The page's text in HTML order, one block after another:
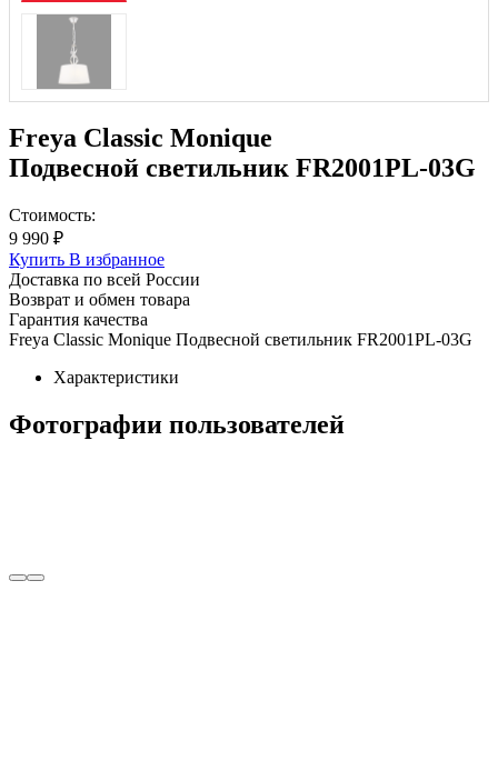
Freya Classic Monique
Подвесной светильник FR2001PL-03G
Стоимость:
9 990 ₽
Купить В избранное
Доставка по всей России
Возврат и обмен товара
Гарантия качества
Freya Classic Monique Подвесной светильник FR2001PL-03G
Характеристики
Фотографии пользователей